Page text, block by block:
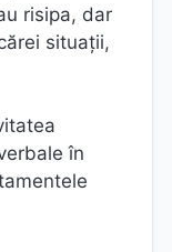
risipa, dar
situaţii,
în